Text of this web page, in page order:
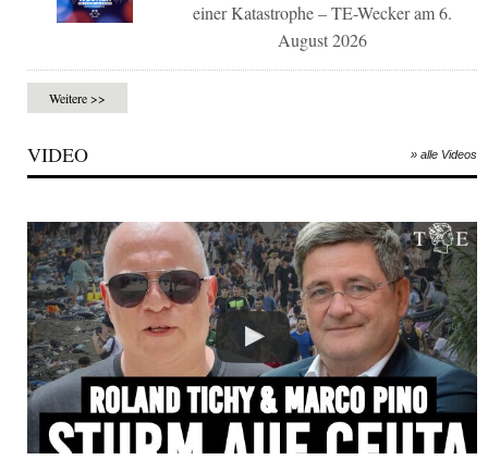
einer Katastrophe – TE-Wecker am 6.
August 2026
Weitere >>
VIDEO » alle Videos